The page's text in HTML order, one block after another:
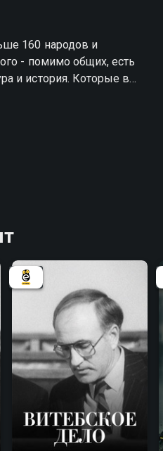
160 народов и
- помимо общих, есть
и история. Которые в
культуру и историю
отчасти. Их не очень
традиций, которые
тех временах, когда
способом